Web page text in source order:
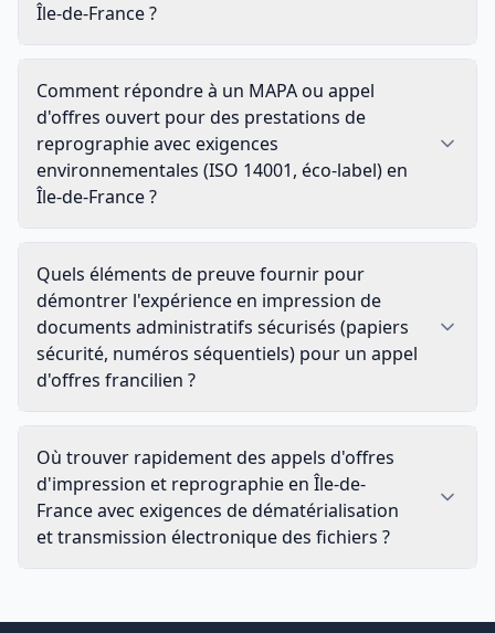
Île-de-France ?
Comment répondre à un MAPA ou appel
d'offres ouvert pour des prestations de
reprographie avec exigences
environnementales (ISO 14001, éco-label) en
Île-de-France ?
Quels éléments de preuve fournir pour
démontrer l'expérience en impression de
documents administratifs sécurisés (papiers
sécurité, numéros séquentiels) pour un appel
d'offres francilien ?
Où trouver rapidement des appels d'offres
d'impression et reprographie en Île-de-
France avec exigences de dématérialisation
et transmission électronique des fichiers ?